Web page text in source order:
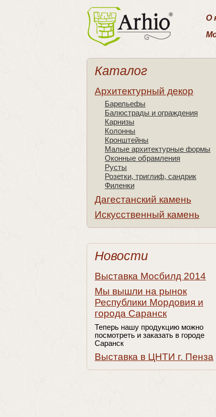
О
Каталог
Архитектурный декор
Барельефы
Балюстрады и ограждения
Карнизы
Колонны
Кронштейны
Малые архитектурные формы
Оконные обрамления
Русты
Розетки, триглиф, сандрик
Филенки
Дагестанский камень
Искусственный камень
Новости
Выставка Мосбилд 2014
Мы вышли на рынок
Республики Мордовия и
города Саранск
Теперь нашу продукцию можно
посмотреть и заказать в городе
Саранск
Выставка в ЦНТИ г. Пенза